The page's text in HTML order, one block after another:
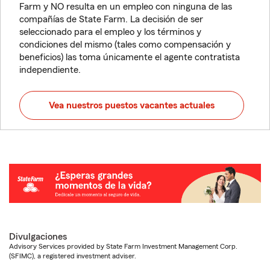
Farm y NO resulta en un empleo con ninguna de las
compañías de State Farm. La decisión de ser
seleccionado para el empleo y los términos y
condiciones del mismo (tales como compensación y
beneficios) las toma únicamente el agente contratista
independiente.
Vea nuestros puestos vacantes actuales
Divulgaciones
Advisory Services provided by State Farm Investment Management Corp.
(SFIMC), a registered investment adviser.